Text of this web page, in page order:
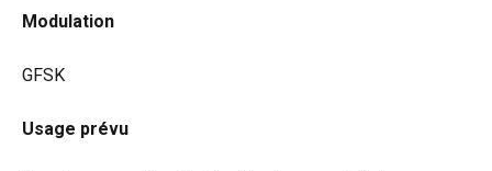
Modulation
GFSK
Usage prévu